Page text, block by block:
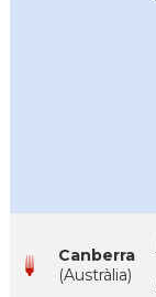
Canberra
(Austràlia)